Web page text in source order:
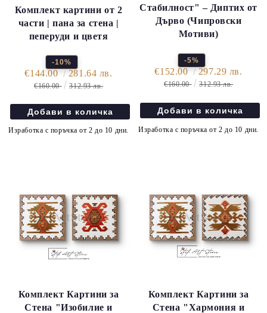
Комплект картини от 2
части | пана за стена |
пеперуди и цветя
-10%
€144.00 281.64 лв.
€160.00 312.93 лв.
Изработка с поръчка от 2 до 10 дни.
Стабилност" – Диптих от
Дърво (Чипровски
Мотиви)
-5%
€152.00 297.29 лв.
€160.00 312.93 лв.
Изработка с поръчка от 2 до 10 дни.
Комплект Картини за
Стена "Изобилие и
Комплект Картини за
Стена "Хармония и